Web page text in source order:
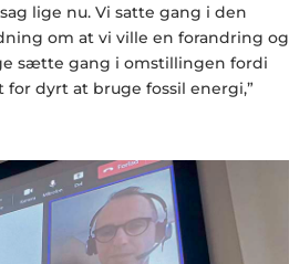
lige nu. Vi satte gang i den
om at vi ville en forandring og
sætte gang i omstillingen fordi
dyrt at bruge fossil energi,”